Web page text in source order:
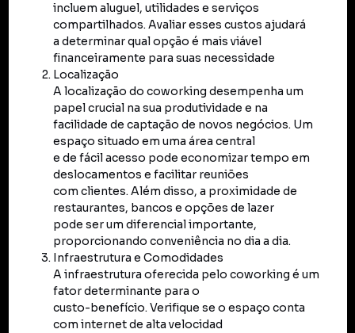
incluem aluguel, utilidades e serviços
compartilhados. Avaliar esses custos ajudará
a determinar qual opção é mais viável
financeiramente para suas necessidade
Localização
A localização do coworking desempenha um
papel crucial na sua produtividade e na
facilidade de captação de novos negócios. Um
espaço situado em uma área central
e de fácil acesso pode economizar tempo em
deslocamentos e facilitar reuniões
com clientes. Além disso, a proximidade de
restaurantes, bancos e opções de lazer
pode ser um diferencial importante,
proporcionando conveniência no dia a dia.
Infraestrutura e Comodidades
A infraestrutura oferecida pelo coworking é um
fator determinante para o
custo-benefício. Verifique se o espaço conta
com internet de alta velocidad